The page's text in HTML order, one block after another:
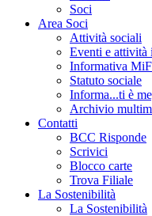
Soci
Area Soci
Attività sociali
Eventi e attività
Informativa
Statuto sociale
Informa...ti è
Archivio
Contatti
BCC Risponde
Scrivici
Blocco carte
Trova Filiale
La Sostenibilità
La Sostenibilità